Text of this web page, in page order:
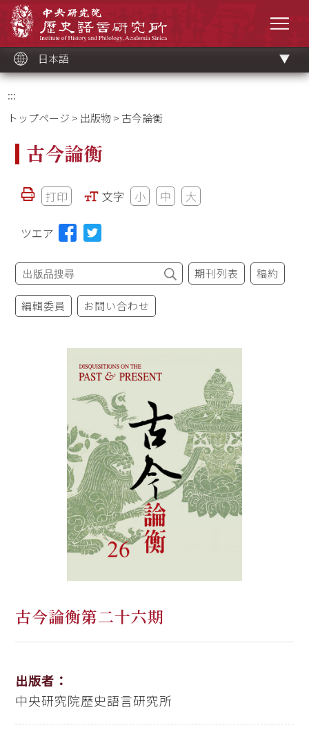
ッ
ク
日本語
:::
トップページ > 出版物 > 古今論衡
古今論衡
打印 文字 小 中 大
ツエア
期刊列表 稿約
編輯委員 お問い合わせ
古今論衡第二十六期
出版者：
中央研究院歷史語言研究所